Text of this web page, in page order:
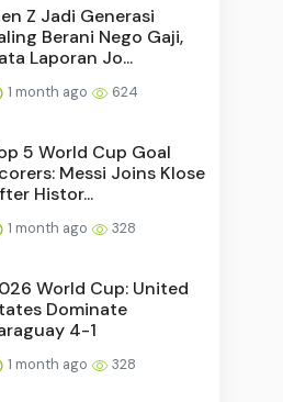
Z Jadi Generasi
Berani Nego Gaji,
Laporan Jo...
1 month ago 624
5 World Cup Goal
Messi Joins Klose
Histor...
1 month ago 328
World Cup: United
Dominate
4-1
1 month ago 328